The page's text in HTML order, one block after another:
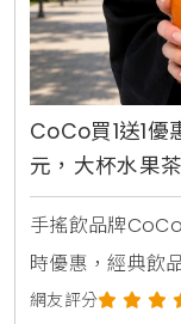
CoCo買1送1
元，大杯水果
手搖飲品牌
時優惠，經典飲
元。消費者透過
網友評分